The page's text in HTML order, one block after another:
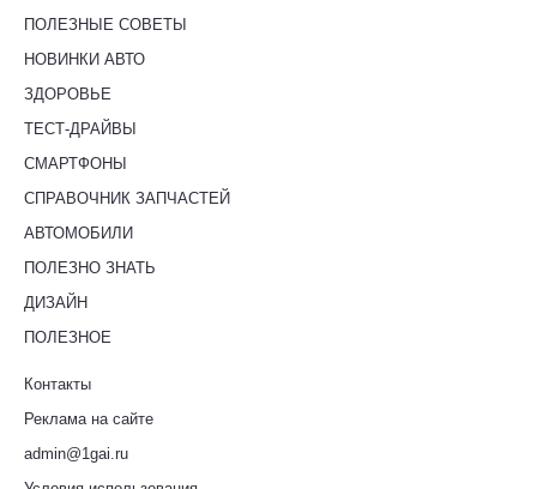
ПОЛЕЗНЫЕ СОВЕТЫ
НОВИНКИ АВТО
ЗДОРОВЬЕ
ТЕСТ-ДРАЙВЫ
СМАРТФОНЫ
СПРАВОЧНИК ЗАПЧАСТЕЙ
АВТОМОБИЛИ
ПОЛЕЗНО ЗНАТЬ
ДИЗАЙН
ПОЛЕЗНОЕ
Контакты
Реклама на сайте
admin@1gai.ru